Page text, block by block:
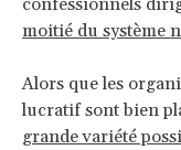
moitié du système
Alors que les
lucratif sont bien
grande variété